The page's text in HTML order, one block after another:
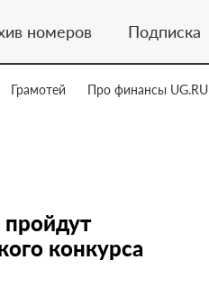
номеров Подписка
Грамотей Про финансы UG.RU
конкурса